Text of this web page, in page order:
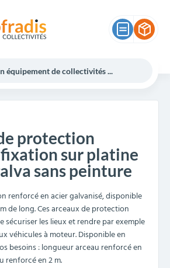
protection
sur platine
sans peinture
renforcé en acier galvanisé, disponible
de long. Ces arceaux de protection
les lieux et rendre par exemple
véhicules à moteur. Disponible en
besoins : longueur arceau renforcé en
renforcé en 2 m.